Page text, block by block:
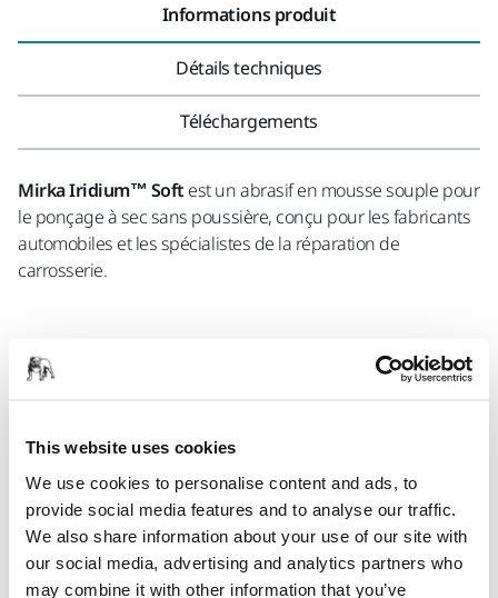
This website uses cookies
We use cookies to personalise content and ads, to
provide social media features and to analyse our traffic.
We also share information about your use of our site with
our social media, advertising and analytics partners who
may combine it with other information that you’ve
Informations produit
Détails techniques
Téléchargements
Mirka Iridium™ Soft est un abrasif en mousse souple pour
le ponçage à sec sans poussière, conçu pour les fabricants
automobiles et les spécialistes de la réparation de
carrosserie.
Il se compose de trois couches : une surface abrasive en
grains d'oxyde d'aluminium de longue durée, un support en
perforation Multifit™ permet un ponçage efficace avec sans
Conçu pour les courbes complexes, les grandes surfaces et
les finitions de précision, Mirka Iridium™ Soft offre une